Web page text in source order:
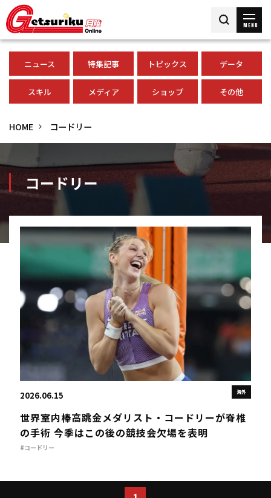
MENU
ニュース 特集記事 トピックス データ
スキル メディア ショップ その他
HOME コードリー
コードリー
海外
2026.06.15
世界室内棒高跳金メダリスト・コードリーが脊椎
の手術 今季はこの後の競技会欠場を表明
#コードリー